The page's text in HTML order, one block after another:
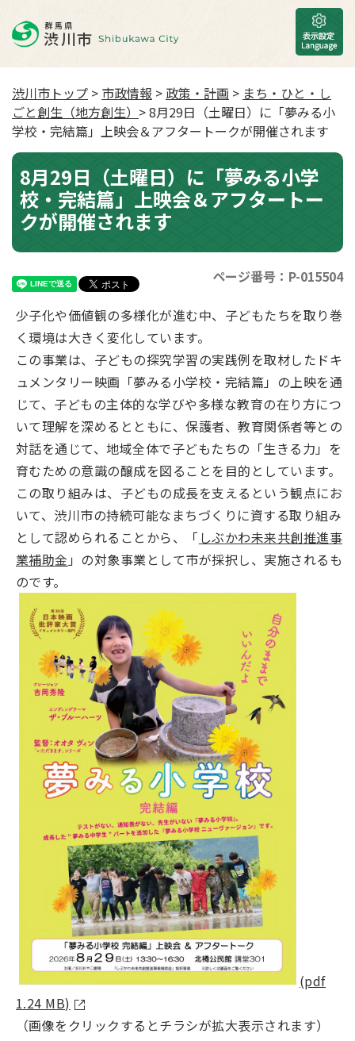
渋川市トップ > 市政情報 > 政策・計画 > まち・ひと・し
ごと創生（地方創生） > 8月29日（土曜日）に「夢みる小
学校・完結篇」上映会＆アフタートークが開催されます
8月29日（土曜日）に「夢みる小学
校・完結篇」上映会＆アフタートー
クが開催されます
ページ番号：P-015504
少子化や価値観の多様化が進む中、子どもたちを取り巻
く環境は大きく変化しています。
この事業は、子どもの探究学習の実践例を取材したドキ
ュメンタリー映画「夢みる小学校・完結篇」の上映を通
じて、子どもの主体的な学びや多様な教育の在り方につ
いて理解を深めるとともに、保護者、教育関係者等との
対話を通じて、地域全体で子どもたちの「生きる力」を
育むための意識の醸成を図ることを目的としています。
この取り組みは、子どもの成長を支えるという観点にお
いて、渋川市の持続可能なまちづくりに資する取り組み
として認められることから、「 しぶかわ未来共創推進事
業補助金 」の対象事業として市が採択し、実施されるも
のです。
(pdf
1.24 MB)
（画像をクリックするとチラシが拡大表示されます）